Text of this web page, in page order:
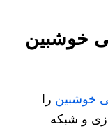
خوشبین
خوشبین را
و شبکه